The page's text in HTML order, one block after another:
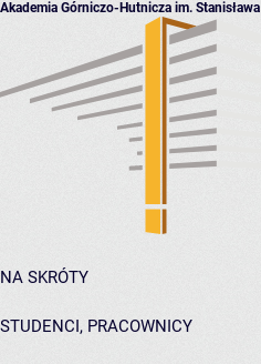
Akademia Górniczo-Hutnicza im.
NA SKRÓTY
STUDENCI, PRACOWNICY